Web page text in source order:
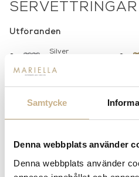
Samtycke
Denna webbplats använder
Denna webbplats använder
Utföranden
Silver
Lagerstatus: I lager
Få 10% välkomstrabattnär du